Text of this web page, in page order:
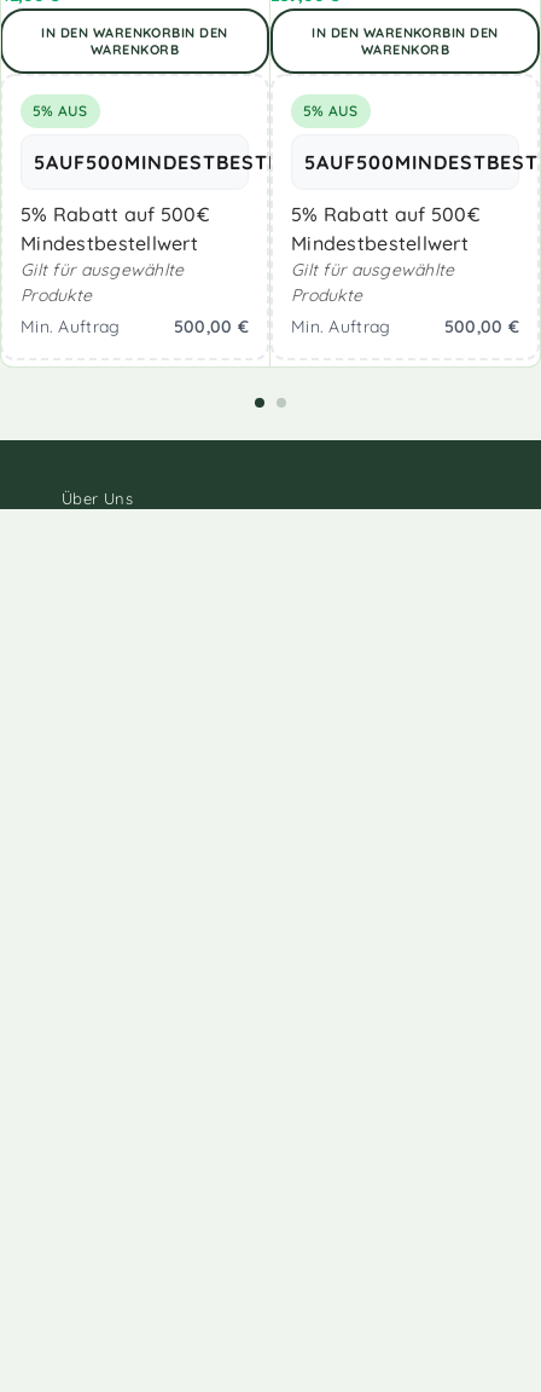
IN DEN WARENKORBIN DEN
WARENKORB
5% AUS
5AUF500MINDESTBESTELLWERT Kopiere
5% Rabatt auf 500€
Mindestbestellwert
Gilt für ausgewählte
Produkte
Min. Auftrag
500,00 €
IN DEN WARENKORBIN DEN
WARENKORB
5% AUS
5% Rabatt auf 500€
Mindestbestellwert
Gilt für ausgewählte
Produkte
Min. Auftrag
500,00 €
Über Uns